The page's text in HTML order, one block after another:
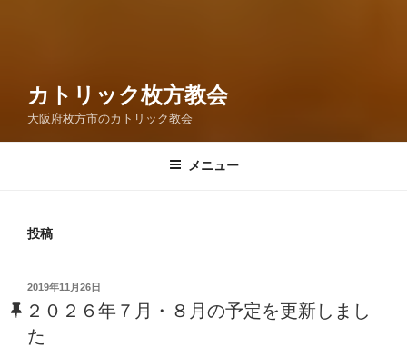
カトリック枚方教会
大阪府枚方市のカトリック教会
メニュー
投稿
投
稿
日:
2019年11月26日
２０２６年７月・８月の予定を更新しまし
た